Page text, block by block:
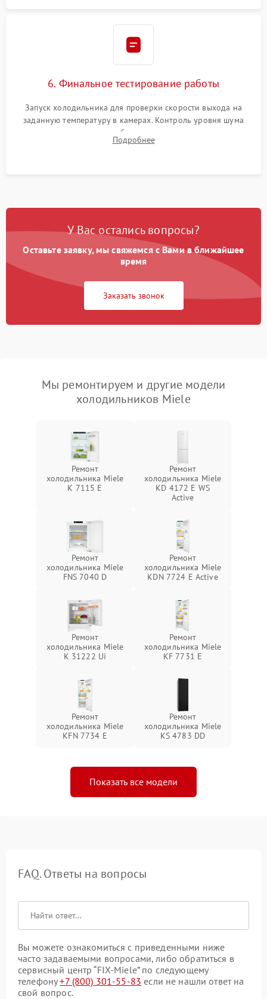
6. Финальное тестирование работы
Запуск холодильника для проверки скорости выхода на
заданную температуру в камерах. Контроль уровня шума
компрессора, отсутствия обмерзания стенок и корректного
срабатывания системы автоматической оттайки.
Подробнее
У Вас остались вопросы?
Оставьте заявку, мы свяжемся с Вами в ближайшее
время
Заказать звонок
Мы ремонтируем и другие модели
холодильников Miele
Ремонт
холодильника Miele
K 7115 E
Ремонт
холодильника Miele
KD 4172 E WS
Active
Ремонт
холодильника Miele
FNS 7040 D
Ремонт
холодильника Miele
KDN 7724 E Active
Ремонт
холодильника Miele
K 31222 Ui
Ремонт
холодильника Miele
KF 7731 E
Ремонт
холодильника Miele
KFN 7734 E
Ремонт
холодильника Miele
KS 4783 DD
Показать все модели
FAQ. Ответы на вопросы
Вы можете ознакомиться с приведенными ниже
часто задаваемыми вопросами, либо обратиться в
сервисный центр “FIX-Miele” по следующему
телефону+7 (800) 301-55-83 если не нашли ответ на
свой вопрос.